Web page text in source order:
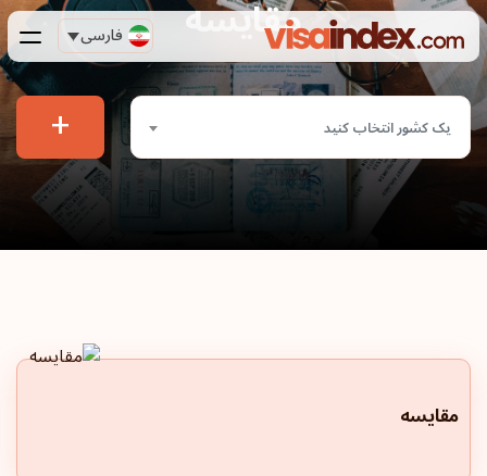
فارسی مقایسه
یک کشور انتخاب کنید +
مقایسه